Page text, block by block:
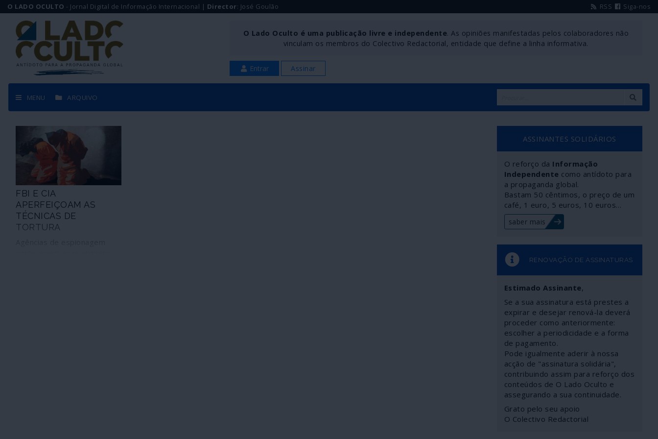
O LADO OCULTO - Jornal Digital de Informação Internacional | Director: José Goulão RSS Siga-nos
O Lado Oculto é uma publicação livre e independente. As opiniões manifestadas pelos colaboradores não
vinculam os membros do Colectivo Redactorial, entidade que define a linha informativa.
Entrar Assinar
MENU ARQUIVO
FBI E CIA
APERFEIÇOAM AS
TÉCNICAS DE
TORTURA
ASSINANTES SOLIDÁRIOS
O reforço da Informação
Independente como antídoto para
a propaganda global.
Bastam 50 cêntimos, o preço de um
café, 1 euro, 5 euros, 10 euros…
saber mais
RENOVAÇÃO DE ASSINATURAS
Estimado Assinante,
Se a sua assinatura está prestes a
expirar e desejar renová-la deverá
proceder como anteriormente:
escolher a periodicidade e a forma
de pagamento.
Pode igualmente aderir à nossa
acção de "assinatura solidária",
contribuindo assim para reforço dos
conteúdos de O Lado Oculto e
assegurando a sua continuidade.
Grato pelo seu apoio
O Colectivo Redactorial